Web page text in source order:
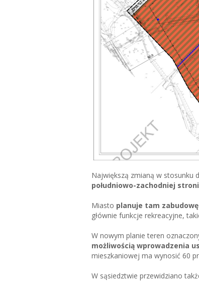
Największą zmianą w stosunku
południowo-zachodniej
Miasto planuje tam
głównie funkcje rekreacyjne,
W nowym planie teren
możliwością wprowadzenia
mieszkaniowej ma wynosić 60
W sąsiedztwie przewidziano